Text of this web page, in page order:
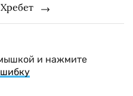
и нажмите